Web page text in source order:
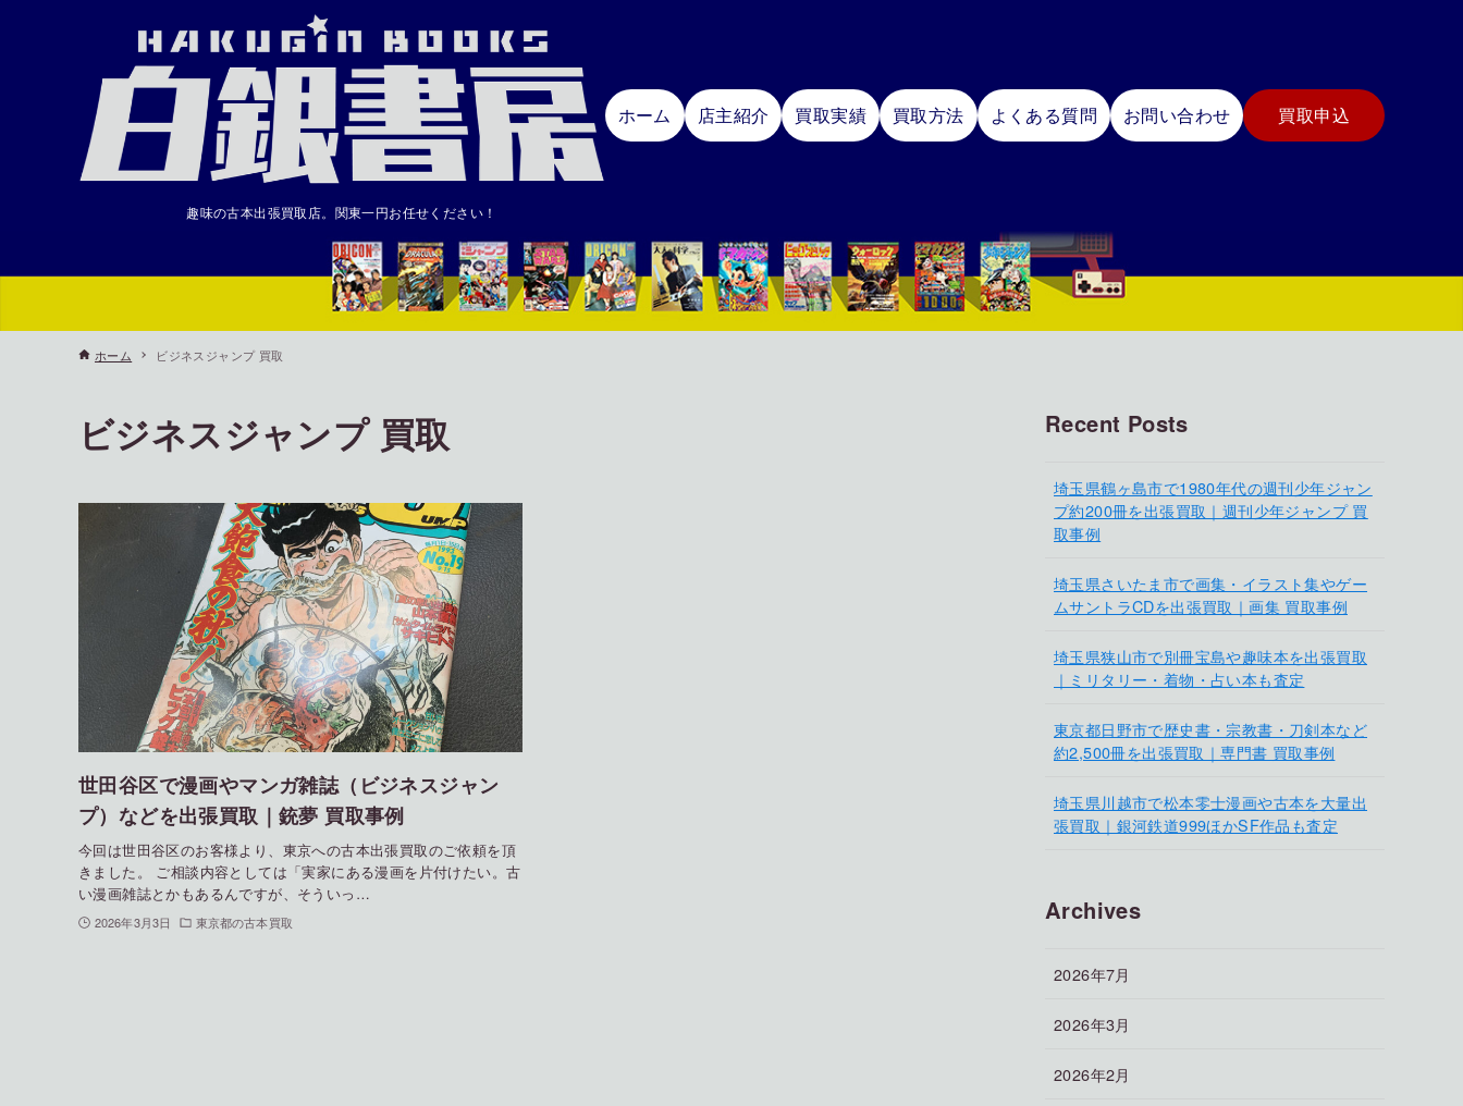
趣味の古本出張買取店。関東一円お任せください！
ホーム 店主紹介 買取実績 買取方法 よくある質問 お問い合わせ 買取申込
ホーム ビジネスジャンプ 買取
ビジネスジャンプ 買取
世田谷区で漫画やマンガ雑誌（ビジネスジャン
プ）などを出張買取｜銃夢 買取事例
今回は世田谷区のお客様より、東京への古本出張買取のご依頼を頂
きました。 ご相談内容としては「実家にある漫画を片付けたい。古
い漫画雑誌とかもあるんですが、そういっ…
2026年3月3日 東京都の古本買取
Recent Posts
埼玉県鶴ヶ島市で1980年代の週刊少年ジャン
プ約200冊を出張買取｜週刊少年ジャンプ 買
取事例
埼玉県さいたま市で画集・イラスト集やゲー
ムサントラCDを出張買取｜画集 買取事例
埼玉県狭山市で別冊宝島や趣味本を出張買取
｜ミリタリー・着物・占い本も査定
東京都日野市で歴史書・宗教書・刀剣本など
約2,500冊を出張買取｜専門書 買取事例
埼玉県川越市で松本零士漫画や古本を大量出
張買取｜銀河鉄道999ほかSF作品も査定
Archives
2026年7月
2026年3月
2026年2月